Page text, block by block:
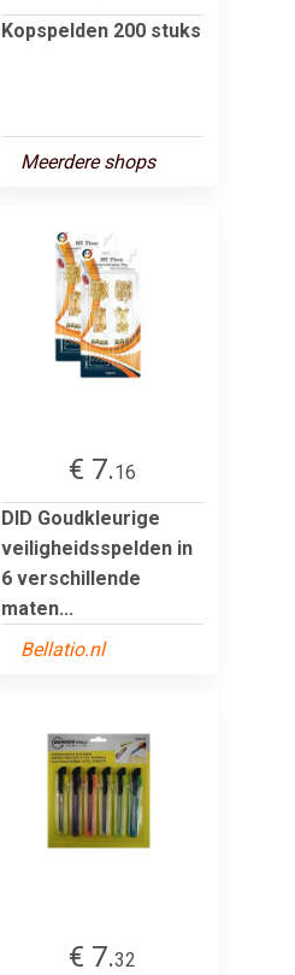
Kopspelden 200 stuks
Meerdere shops
€ 7.16
DID Goudkleurige
veiligheidsspelden in
6 verschillende
maten...
Bellatio.nl
€ 7.32